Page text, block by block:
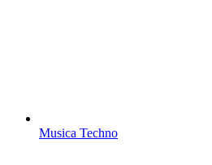
Musica Techno